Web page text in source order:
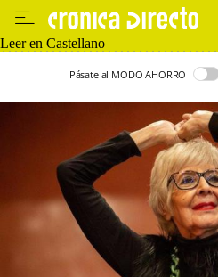
Leer en Castellano
Pásate al MODO AHORRO